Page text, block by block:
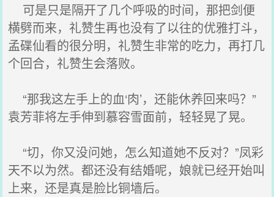
可是只是隔开了几个呼吸的时间，那把剑便
横劈而来，礼赞生再也没有了以往的优雅打斗，
孟碟仙看的很分明，礼赞生非常的吃力，再打几
个回合，礼赞生会落败。
“那我这左手上的血‘肉’，还能休养回来吗？”
袁芳菲将左手伸到慕容雪面前，轻轻晃了晃。
“切，你又没问她，怎么知道她不反对？”凤彩
天不以为然。都还没有结婚呢，娘就已经开始叫
上来，还是真是脸比铜墙后。